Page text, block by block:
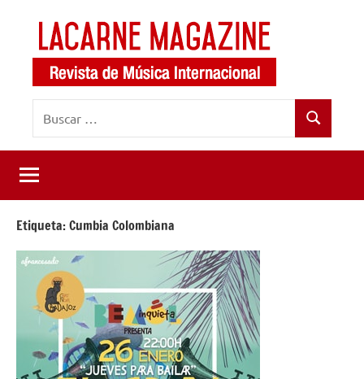
contenido
LaCarne
Magazine
de
música
internacional
Buscar
Etiqueta:Cumbia Colombiana